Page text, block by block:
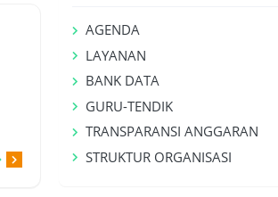
AGENDA
LAYANAN
BANK DATA
GURU-TENDIK
TRANSPARANSI ANGGARAN
STRUKTUR ORGANISASI